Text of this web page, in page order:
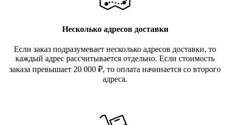
Несколько адресов доставки
Если заказ подразумевает несколько адресов доставки, то
каждый адрес рассчитывается отдельно. Если стоимость
заказа превышает 20 000 ₽, то оплата начинается со второго
адреса.